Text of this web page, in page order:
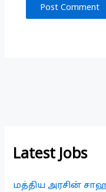
Latest Jobs
மத்திய அரசின்